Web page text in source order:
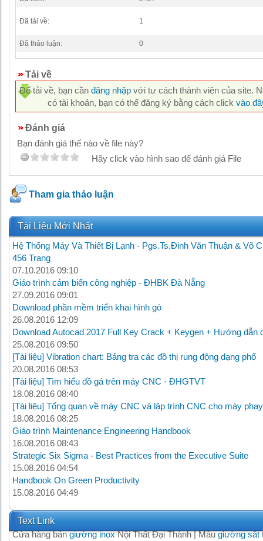
Đã tải về: 1
Đã thảo luận: 0
Tải về
Để tải về, bạn cần đăng nhập với tư cách thành viên của site.
có tài khoản, bạn có thể đăng ký bằng cách click vào
Đánh giá
Bạn đánh giá thế nào về file này?
Hãy click vào hình sao để đánh giá File
Tham gia thảo luận
Tài Liệu Mới Nhất
Hệ Thống Máy Và Thiết Bị Lạnh - Pgs.Ts.Đinh Văn Thuận & Võ
456 Trang
07.10.2016 09:10
Giáo trình cảm biến công nghiệp - ĐHBK Đà Nẵng
27.09.2016 09:01
Download phần mềm triển khai hình gò
26.08.2016 12:09
Download Autocad 2017 Full Key Crack + Keygen + Hướng dẫn
25.08.2016 09:50
[Tài liệu] Vibration chart: Bảng tra các đồ thị rung động dạng phổ
20.08.2016 08:53
[Tài liệu] Tìm hiểu đồ gá trên máy CNC - ĐHGTVT
18.08.2016 08:40
[Tài liệu] Tổng quan về máy CNC và lập trình CNC cho máy
18.08.2016 08:25
Giáo trình Maintenance Engineering Handbook
16.08.2016 08:43
Strategic Six Sigma - Best Practices from the Executive Suite
15.08.2016 04:54
Handbook On Green Productivity
15.08.2016 04:49
Text Link
Cửa hàng bángiường inoxNội Thất Đại Thành | Mẫugiường sắt